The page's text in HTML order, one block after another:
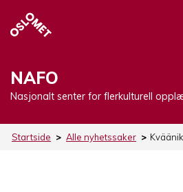
NAFO
Nasjonalt senter for flerkulturell
Startside > Alle nyhetssaker >